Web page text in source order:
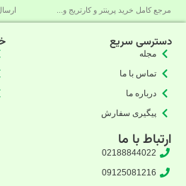
مرجع کامل خرید پرینتر و کارتریج و...
دسترسی سریع
مجله
تماس با ما
درباره ما
پیگیری سفارش
ارتباط با ما
02188844022
09125081216